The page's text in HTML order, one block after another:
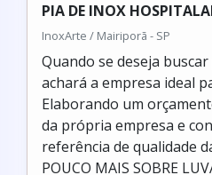
PIA DE INOX
InoxArte / Mairiporã - SP
Quando se deseja
achará a empresa ideal
Elaborando um
da própria empresa e
referência de qualidade
POUCO MAIS SOBRE